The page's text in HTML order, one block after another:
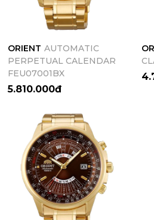
ORIENT AUTOMATIC
PERPETUAL CALENDAR
FEU07001BX
5.810.000đ